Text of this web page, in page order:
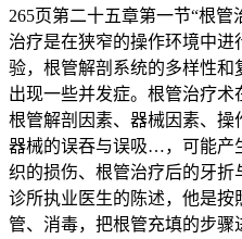
265页第二十五章第一节“根
治疗是在狭窄的操作环境中
验，根管解剖系统的多样性
出现一些并发症。根管治疗术
根管解剖因素、器械因素、操
器械的误吞与误吸…，可能产
织的损伤、根管治疗后的牙
诊所执业医生的陈述，他是
管、消毒，把根管充填的步